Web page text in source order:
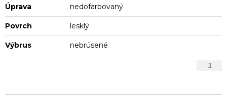
Úprava nedofarbovaný
Povrch lesklý
Výbrus nebrúsené